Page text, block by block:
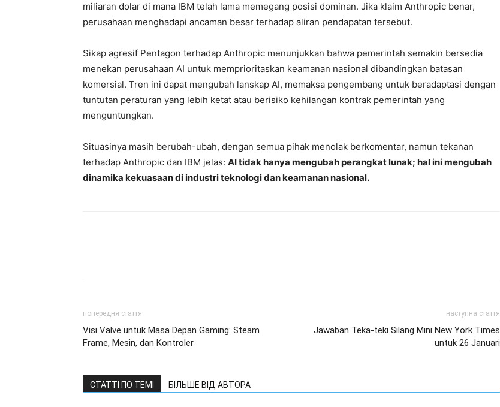
miliaran dolar di mana IBM telah lama memegang posisi dominan. Jika klaim Anthropic benar,
perusahaan menghadapi ancaman besar terhadap aliran pendapatan tersebut.
Sikap agresif Pentagon terhadap Anthropic menunjukkan bahwa pemerintah semakin bersedia
menekan perusahaan AI untuk memprioritaskan keamanan nasional dibandingkan batasan
komersial. Tren ini dapat mengubah lanskap AI, memaksa pengembang untuk beradaptasi dengan
tuntutan peraturan yang lebih ketat atau berisiko kehilangan kontrak pemerintah yang
menguntungkan.
Situasinya masih berubah-ubah, dengan semua pihak menolak berkomentar, namun tekanan
terhadap Anthropic dan IBM jelas: AI tidak hanya mengubah perangkat lunak; hal ini mengubah
dinamika kekuasaan di industri teknologi dan keamanan nasional.
попередня стаття
Visi Valve untuk Masa Depan Gaming: Steam
Frame, Mesin, dan Kontroler
наступна стаття
Jawaban Teka-teki Silang Mini New York Times
untuk 26 Januari
СТАТТІ ПО ТЕМІ БІЛЬШЕ ВІД АВТОРА